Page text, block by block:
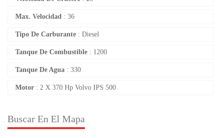
Max. Velocidad : 36
Tipo De Carburante : Diesel
Tanque De Combustible : 1200
Tanque De Agua : 330
Motor : 2 X 370 Hp Volvo IPS 500
Buscar En El Mapa